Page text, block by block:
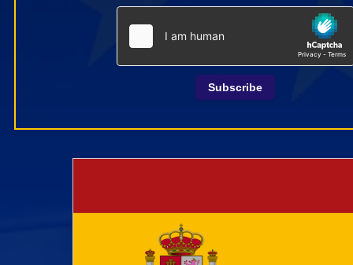
Subscribe